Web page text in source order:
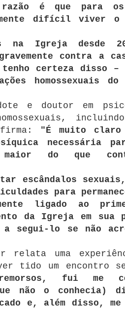
é que para os
difícil viver
na Igreja desde
contra a
certeza disso –
homossexuais
e doutor em
"É muito
necessária
maior do que
escândalos
para
ligado ao
da Igreja em sua
a segui-lo se não
relata uma
tido um encontro
fui me
não o conhecia)
e, além disso,